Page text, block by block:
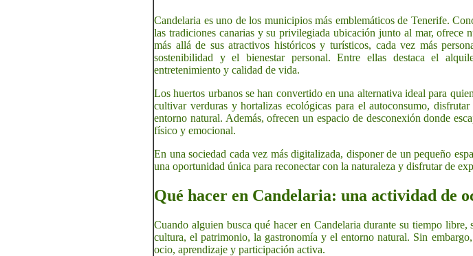
Candelaria es uno de los municipios más emblemáticos de Tenerife.
las tradiciones canarias y su privilegiada ubicación junto al mar, ofrece
más allá de sus atractivos históricos y turísticos, cada vez más
sostenibilidad y el bienestar personal. Entre ellas destaca el
entretenimiento y calidad de vida.
Los huertos urbanos se han convertido en una alternativa ideal para
cultivar verduras y hortalizas ecológicas para el autoconsumo,
entorno natural. Además, ofrecen un espacio de desconexión donde
físico y emocional.
En una sociedad cada vez más digitalizada, disponer de un pequeño
una oportunidad única para reconectar con la naturaleza y disfrutar de
Qué hacer en Candelaria: una actividad de
Cuando alguien busca qué hacer en Candelaria durante su tiempo
cultura, el patrimonio, la gastronomía y el entorno natural. Sin
ocio, aprendizaje y participación activa.